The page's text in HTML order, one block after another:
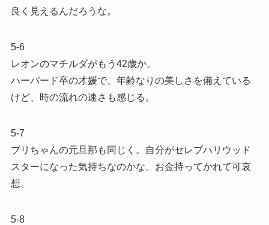
良く見えるんだろうな。
5-6
レオンのマチルダがもう42歳か。
ハーバード卒の才媛で、年齢なりの美しさを備えている
けど、時の流れの速さも感じる。
5-7
ブリちゃんの元旦那も同じく。自分がセレブハリウッド
スターになった気持ちなのかな。お金持ってかれて可哀
想。
5-8